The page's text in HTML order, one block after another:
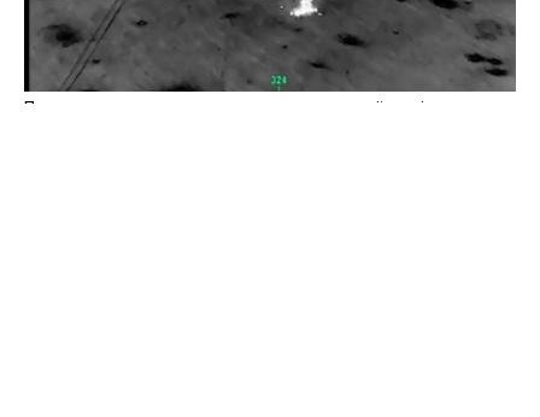
Прикордонники показали знищення ворожої техніки та